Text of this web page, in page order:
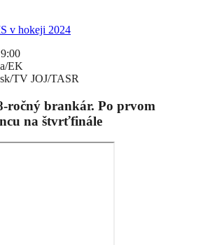
v hokeji 2024
EK
TV JOJ/TASR
ročný brankár. Po prvom
na štvrťfinále